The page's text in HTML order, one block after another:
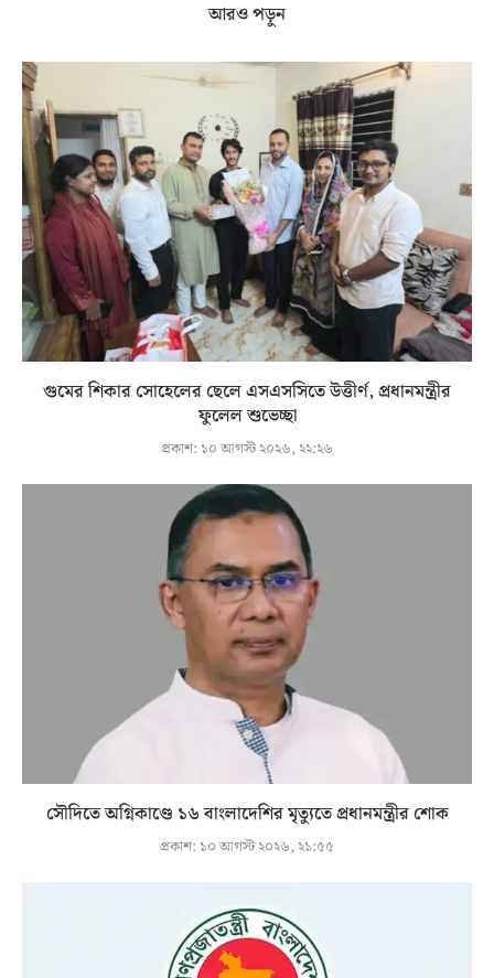
আরও পড়ুন
গুমের শিকার সোহেলের ছেলে এসএসসিতে উত্তীর্ণ, প্রধানমন্ত্রীর
ফুলেল শুভেচ্ছা
প্রকাশ: ১০ আগস্ট ২০২৬, ২২:২৬
সৌদিতে অগ্নিকাণ্ডে ১৬ বাংলাদেশির মৃত্যুতে প্রধানমন্ত্রীর শোক
প্রকাশ: ১০ আগস্ট ২০২৬, ২১:৫৫